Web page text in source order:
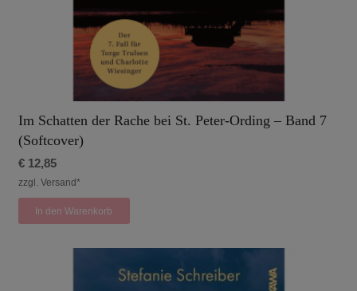
Im Schatten der Rache bei St. Peter-Ording – Band 7
(Softcover)
€12,85
zzgl. Versand*
In den Warenkorb